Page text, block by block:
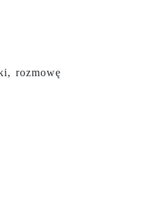
rozmowę